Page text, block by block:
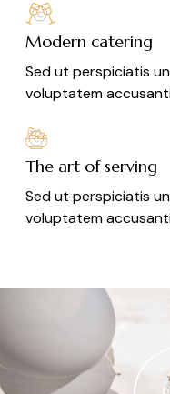
Modern catering
Sed ut perspiciatis
voluptatem
The art of serving
Sed ut perspiciatis
voluptatem